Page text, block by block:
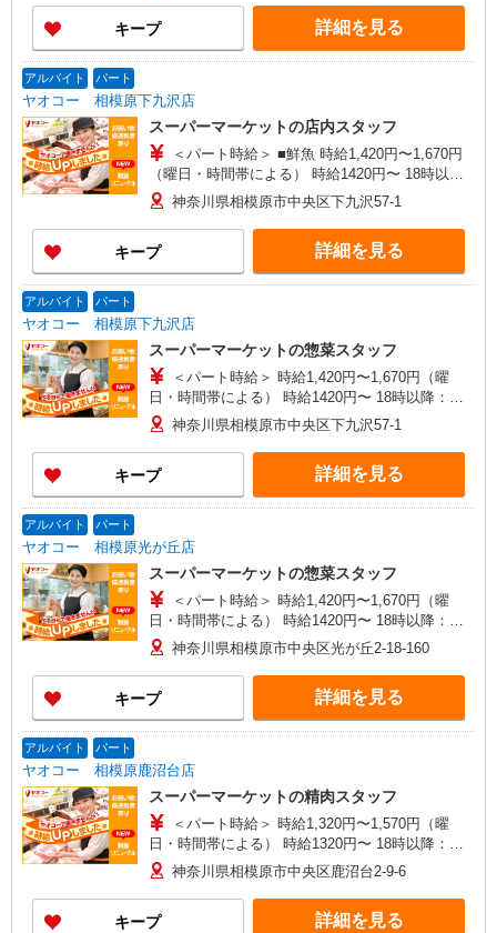
ださい
キープ 詳細を見る
アルバイト パート
ヤオコー 相模原下九沢店
スーパーマーケットの店内スタッフ
＜パート時給＞ ■鮮魚 時給1,420円〜1,670円
（曜日・時間帯による） 時給1420円〜 18時以
降：時給1570円〜 ★土曜＋100円 ★日・祝＋100
円 ■惣菜 時給1,420円〜1,670円（曜日・時間帯に
よる） 時給1420円〜 18時以降：時給1570円〜 ★
土曜＋100円 ★日・祝＋100円 ■鮮魚・惣菜以外
時給1,320円〜1,570円（曜日・時間帯による） 時
円 ★日・祝＋100円 ※アルバイトさんの時給や募
集内容はお問い合わせください
神奈川県相模原市中央区下九沢57-1
キープ 詳細を見る
アルバイト パート
ヤオコー 相模原下九沢店
スーパーマーケットの惣菜スタッフ
＜パート時給＞ 時給1,420円〜1,670円（曜
日・時間帯による） 時給1420円〜 18時以降：時
給1570円〜 ★土曜＋100円 ★日・祝＋100円 ※ア
ルバイトさんの時給や募集内容はお問い合わせく
ださい
神奈川県相模原市中央区下九沢57-1
キープ 詳細を見る
アルバイト パート
ヤオコー 相模原光が丘店
スーパーマーケットの惣菜スタッフ
＜パート時給＞ 時給1,420円〜1,670円（曜
日・時間帯による） 時給1420円〜 18時以降：時
給1570円〜 ★土曜＋100円 ★日・祝＋100円 ※ア
ルバイトさんの時給や募集内容はお問い合わせく
ださい
神奈川県相模原市中央区光が丘2-18-160
キープ 詳細を見る
アルバイト パート
ヤオコー 相模原鹿沼台店
スーパーマーケットの精肉スタッフ
＜パート時給＞ 時給1,320円〜1,570円（曜
日・時間帯による） 時給1320円〜 18時以降：時
給1470円〜 ★土曜＋100円 ★日・祝＋100円 ※ア
ルバイトさんの時給や募集内容はお問い合わせく
ださい
神奈川県相模原市中央区鹿沼台2-9-6
キープ 詳細を見る